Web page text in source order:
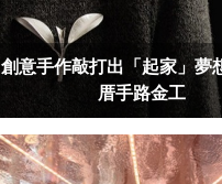
創意手作敲打出「起家」夢
厝手路金工